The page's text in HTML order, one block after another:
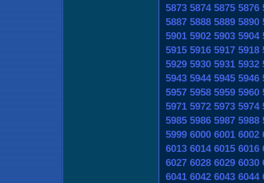
5873 5874 5875 5876
5887 5888 5889 5890
5901 5902 5903 5904
5915 5916 5917 5918
5929 5930 5931 5932
5943 5944 5945 5946
5957 5958 5959 5960
5971 5972 5973 5974
5985 5986 5987 5988
5999 6000 6001 6002
6013 6014 6015 6016
6027 6028 6029 6030
6041 6042 6043 6044